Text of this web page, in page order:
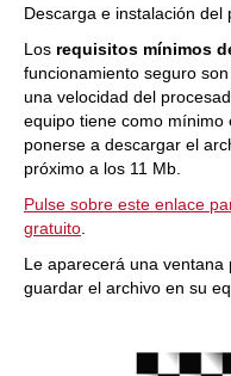
Descarga e instalación
Los requisitos mínimos
funcionamiento seguro
una velocidad del
equipo tiene como
ponerse a descargar el
próximo a los 11 Mb.
Pulse sobre este enlace
gratuito
Le aparecerá una
guardar el archivo en su